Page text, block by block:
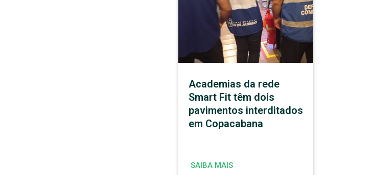
Academias da rede
Smart Fit têm dois
pavimentos interditados
em Copacabana
SAIBA MAIS